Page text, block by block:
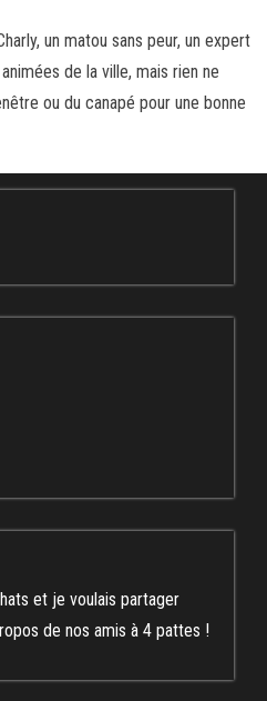
un matou sans peur, un expert
de la ville, mais rien ne
ou du canapé pour une bonne
et je voulais partager
de nos amis à 4 pattes !